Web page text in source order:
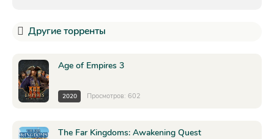
Другие торренты
Age of Empires 3
2020 Просмотров: 602
The Far Kingdoms: Awakening Quest